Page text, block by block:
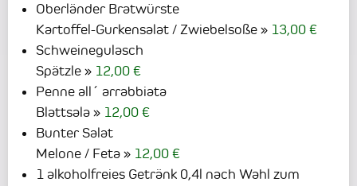
Oberländer Bratwürste
Kartoffel-Gurkensalat / Zwiebelsoße
13,00 €
Schweinegulasch
Spätzle
12,00 €
Penne all´ arrabbiata
Blattsala
12,00 €
Bunter Salat
Melone / Feta
12,00 €
1 alkoholfreies Getränk 0,4l nach Wahl zum